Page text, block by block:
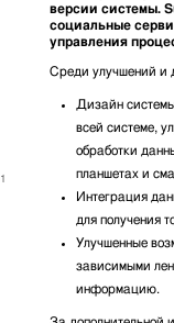
версии системы.
социальные
управления
Среди улучшений и
Дизайн
всей системе,
обработки
планшетах и
Интеграция
для получения
Улучшенные
зависимыми
информацию.
1